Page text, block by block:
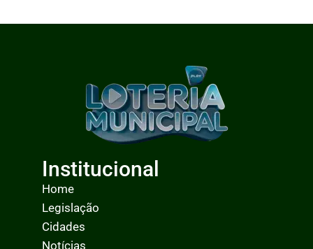
0
Institucional
Home
Legislação
Cidades
Notícias